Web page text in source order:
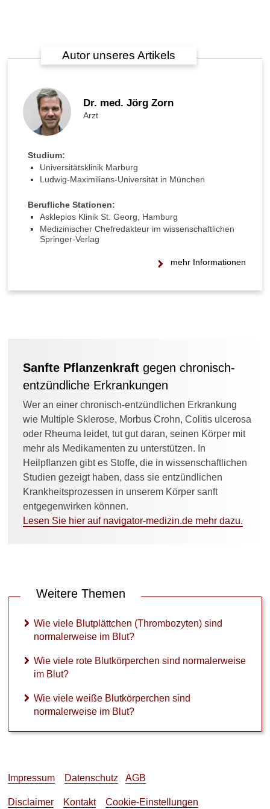
Autor unseres Artikels
Dr. med. Jörg Zorn
Arzt
Studium:
Universitätsklinik Marburg
Ludwig-Maximilians-Universität in München
Berufliche Stationen:
Asklepios Klinik St. Georg, Hamburg
Medizinischer Chefredakteur im wissenschaftlichen
Springer-Verlag
mehr Informationen
Sanfte Pflanzenkraft gegen chronisch-
entzündliche Erkrankungen
Wer an einer chronisch-entzündlichen Erkrankung
wie Multiple Sklerose, Morbus Crohn, Colitis ulcerosa
oder Rheuma leidet, tut gut daran, seinen Körper mit
mehr als Medikamenten zu unterstützen. In
Heilpflanzen gibt es Stoffe, die in wissenschaftlichen
Studien gezeigt haben, dass sie entzündlichen
Krankheitsprozessen in unserem Körper sanft
entgegenwirken können.
Lesen Sie hier auf navigator-medizin.de mehr dazu.
Weitere Themen
Wie viele Blutplättchen (Thrombozyten) sind
normalerweise im Blut?
Wie viele rote Blutkörperchen sind normalerweise
im Blut?
Wie viele weiße Blutkörperchen sind
normalerweise im Blut?
Impressum Datenschutz AGB
Disclaimer Kontakt Cookie-Einstellungen
Bildung der Blutzellen
Lebensdauer der Blutzellen
Stammzellen
Hämoglobin
Hämatokrit
Krankheiten
Therapieverfahren
Medikamente